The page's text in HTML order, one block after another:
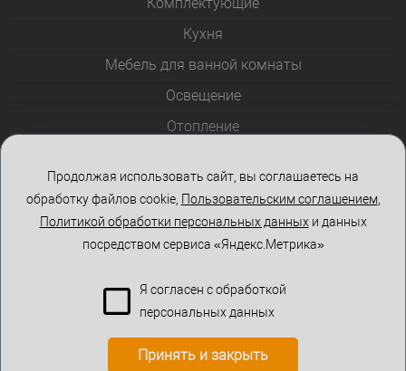
Кухня
Мебель для ванной комнаты
Освещение
Отопление
Розетки и выключатели
Стеклоблоки
Столы и стулья
Продолжая использовать сайт, вы соглашаетесь на
обработку файлов cookie, Пользовательским соглашением,
Политикой обработки персональных данных и данных
посредством сервиса «Яндекс.Метрика»
Я согласен с обработкой
персональных данных
Принять и закрыть